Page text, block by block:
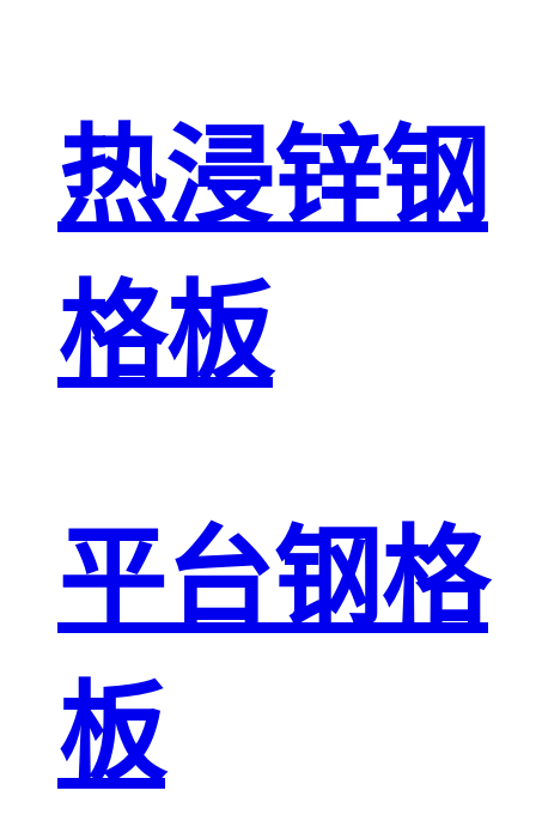
热浸锌钢
格板
平台钢格
板